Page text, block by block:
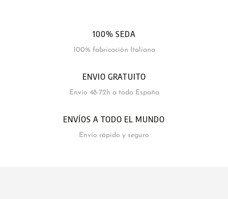
100% SEDA
100% fabricación Italiana
ENVIO GRATUITO
Envío 48-72h a toda España
ENVÍOS A TODO EL MUNDO
Envío rápido y seguro